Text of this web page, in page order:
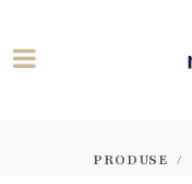
PRODUSE